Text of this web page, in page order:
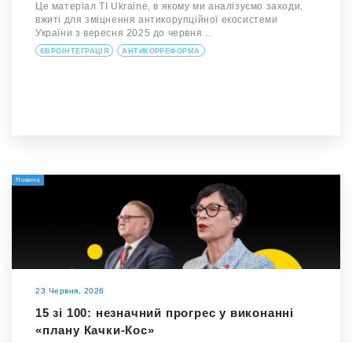
Це матеріал TI Ukraine, в якому ми аналізуємо заходи,
вжиті для зміцнення антикорупційної екосистеми
України з вересня 2025 до червня…
ЄВРОІНТЕГРАЦІЯ АНТИКОРРЕФОРМА
Новина
23 Червня, 2026
15 зі 100: незначний прогрес у виконанні
«плану Качки-Кос»